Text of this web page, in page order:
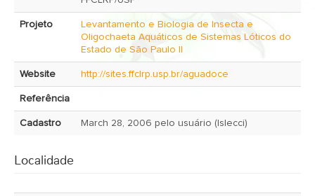
Projeto
Levantamento e Biologia de Insecta e
Oligochaeta Aquáticos de Sistemas Lóticos do
Estado de São Paulo II
Website http://sites.ffclrp.usp.br/aguadoce
Referência
Cadastro March 28, 2006 pelo usuário (lslecci)
Localidade